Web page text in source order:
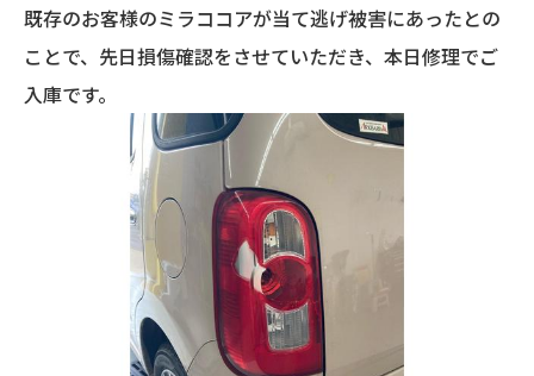
既存のお客様のミラココアが当て逃げ被害にあったとの
ことで、先日損傷確認をさせていただき、本日修理でご
入庫です。